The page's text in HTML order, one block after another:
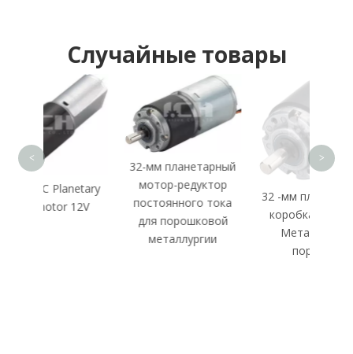
Случайные товары
32-мм планетарный
мотор-редуктор
постоянного тока
для порошковой
металлургии
32 -мм планетарная
коробка передач
Металлургия
< >